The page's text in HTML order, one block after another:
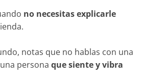
no necesitas explicarle
notas que no hablas con una
personaque siente y vibra